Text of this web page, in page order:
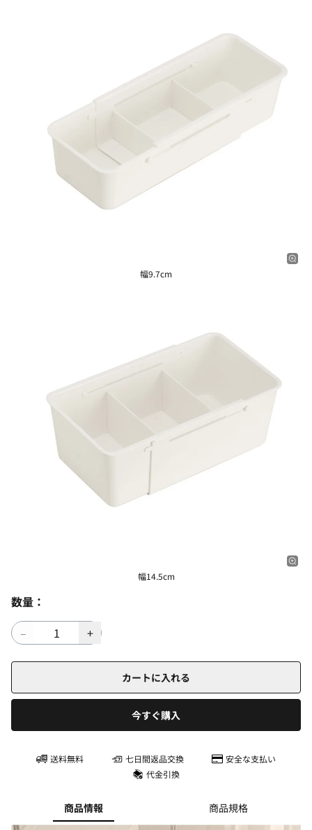
幅9.7cm
幅14.5cm
数量：
カートに入れる
今すぐ購入
送料無料 七日間返品交換
安全な支払い
代金引換
商品情報 商品規格